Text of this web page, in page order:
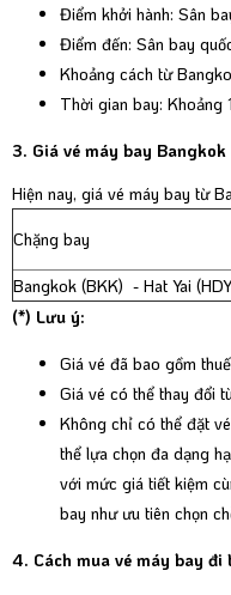
Điểm khởi hành: Sân
Điểm đến: Sân bay
Khoảng cách từ
Thời gian bay: Khoảng
3. Giá vé máy bay Bangkok
Hiện nay, giá vé máy bay từ
Chặng bay
Bangkok (BKK) - Hat Yai
(*) Lưu ý:
Giá vé đã bao gồm
Giá vé có thể thay đổi
Không chỉ có thể đặt
thể lựa chọn đa dạng
với mức giá tiết kiệm
bay như ưu tiên chọn
4. Cách mua vé máy bay